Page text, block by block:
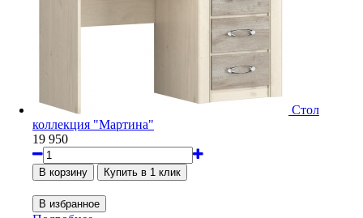
Стол
коллекция "Мартина"
19 950